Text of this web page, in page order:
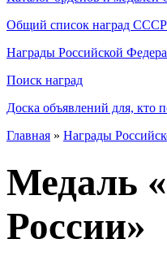
Общий список наград СССР
Награды Российской
Поиск наград
Доска объявлений для, кто
Главная » Награды
Медаль
России»